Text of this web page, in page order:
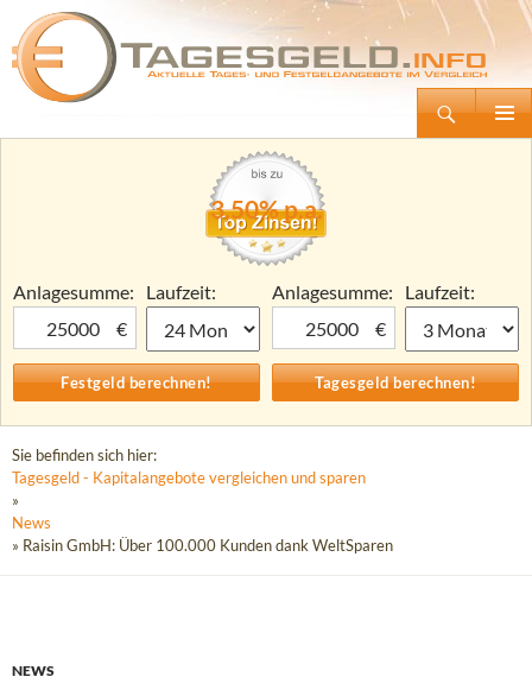
Tagesgeld.info – Tagesgeldkonten vergleichen und Tagesgeld-Zinsen berechnen
Zum
3,50% p.a.
Anlagesumme:
€
Laufzeit:
Anlagesumme:
€
Laufzeit:
Sie befinden sich hier:
Tagesgeld - Kapitalangebote vergleichen und sparen
»
News
» Raisin GmbH: Über 100.000 Kunden dank WeltSparen
NEWS